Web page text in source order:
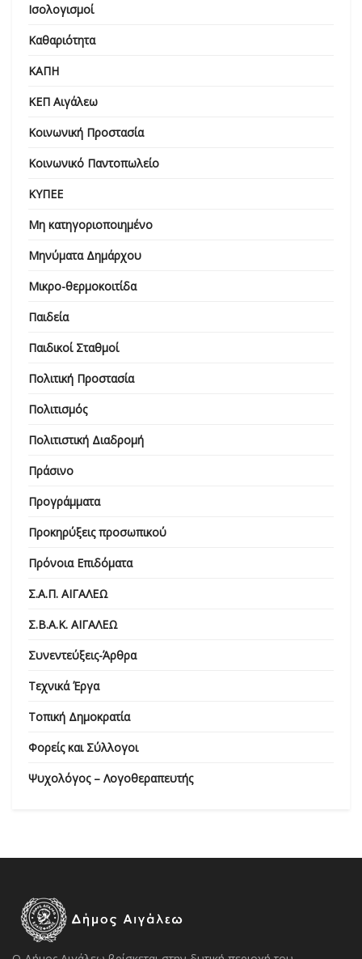
Ισολογισμοί
Καθαριότητα
ΚΑΠΗ
ΚΕΠ Αιγάλεω
Κοινωνική Προστασία
Κοινωνικό Παντοπωλείο
ΚΥΠΕΕ
Μη κατηγοριοποιημένο
Μηνύματα Δημάρχου
Μικρο-θερμοκοιτίδα
Παιδεία
Παιδικοί Σταθμοί
Πολιτική Προστασία
Πολιτισμός
Πολιτιστική Διαδρομή
Πράσινο
Προγράμματα
Προκηρύξεις προσωπικού
Πρόνοια Επιδόματα
Σ.Α.Π. ΑΙΓΑΛΕΩ
Σ.Β.Α.Κ. ΑΙΓΑΛΕΩ
Συνεντεύξεις-Άρθρα
Τεχνικά Έργα
Τοπική Δημοκρατία
Φορείς και Σύλλογοι
Ψυχολόγος – Λογοθεραπευτής